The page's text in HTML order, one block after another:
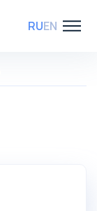
RUEN